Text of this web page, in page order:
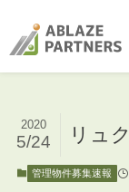
リュ
2020
5/24
管理物件募集速報